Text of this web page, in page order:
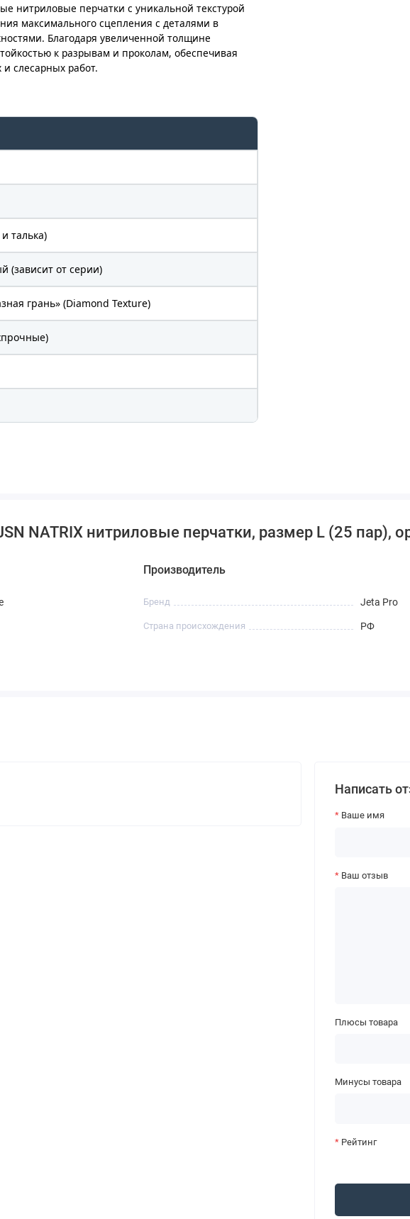
нитриловые перчатки с уникальной текстурой
максимального сцепления с деталями в
Благодаря увеличенной толщине
к разрывам и проколам, обеспечивая
слесарных работ.
талька)
от серии)
грань» (Diamond Texture)
NATRIX нитриловые перчатки, размер L (25 пар),
Производитель
Бренд Jeta Pro
Страна происхождения РФ
Написать
Ваше имя
Ваш отзыв
Плюсы товара
Минусы товара
Рейтинг